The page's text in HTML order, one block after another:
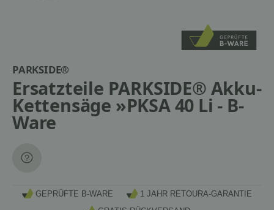
PARKSIDE®
Ersatzteile PARKSIDE® Akku-
Kettensäge »PKSA 40 Li - B-
Ware
GEPRÜFTE B-WARE
1 JAHR RETOURA-GARANTIE